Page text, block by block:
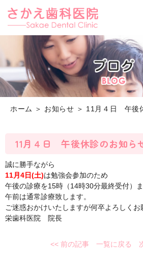
ホーム ＞ お知らせ ＞ 11月４日 午後
11月４日 午後休診のお知ら
誠に勝手ながら
11月4日(土)は勉強会参加のため
午後の診療を15時（14時30分最終受付）
午前は通常診療致します。
ご迷惑おかけいたしますが何卒よろしくお
栄歯科医院 院長
<< 前の記事 一覧に戻る